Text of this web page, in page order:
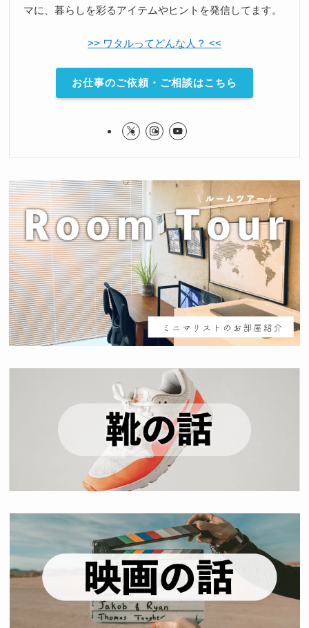
マに、暮らしを彩るアイテムやヒントを発信してます。
>> ワタルってどんな人？ <<
お仕事のご依頼・ご相談はこちら